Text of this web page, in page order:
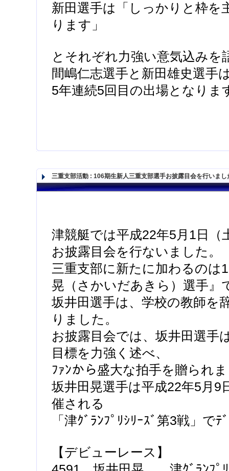
新田選手は「しっかりと枠を
ります」
とそれぞれ力強い意気込みを
間嶋仁志選手と新田雄史選手
5年連続5回目の出場となりま
三重支部活動 : 106期生新人三重支部選手お披露目会を行いまし
津競艇では平成22年5月1日（
お披露目会を行ないました。
三重支部に新たに加わるのは
晃（さかいだあきら）選手』
坂井田選手は、学校の教師を
りました。
お披露目会では、坂井田選手
目標を力強く述べ、
ﾌｧﾝから盛大な拍手を贈られ
坂井田晃選手は平成22年5月9
催される
「津ｸﾞﾗﾝﾌﾟﾘｼﾘｰｽﾞ第3戦」で
【デビューレース】